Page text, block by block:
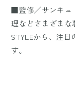
■監修／サンキュ
理などさまざまな
STYLEから、注
す。